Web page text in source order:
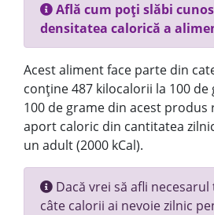
Află cum poți slăbi
densitatea calorică a
Acest aliment face parte din
conține 487 kilocalorii la 100 de
100 de grame din acest produs
aport caloric din cantitatea
un adult (2000 kCal).
Dacă vrei să afli
câte calorii ai nevoie zilnic